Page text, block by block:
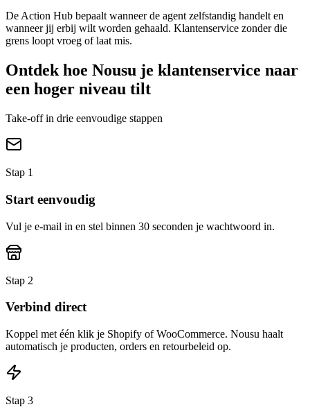
De Action Hub bepaalt wanneer de agent zelfstandig handelt en
wanneer jij erbij wilt worden gehaald. Klantenservice zonder die
grens loopt vroeg of laat mis.
Ontdek hoe Nousu je klantenservice naar
een hoger niveau tilt
Take-off in drie eenvoudige stappen
Stap 1
Start eenvoudig
Vul je e-mail in en stel binnen 30 seconden je wachtwoord in.
Stap 2
Verbind direct
Koppel met één klik je Shopify of WooCommerce. Nousu haalt
automatisch je producten, orders en retourbeleid op.
Stap 3